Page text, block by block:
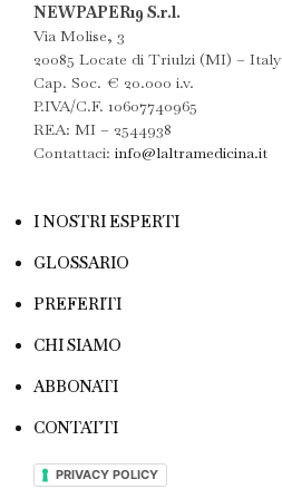
NEWPAPER19 S.r.l.
Via Molise, 3
20085 Locate di Triulzi (MI) – Italy
Cap. Soc. € 20.000 i.v.
P.IVA/C.F. 10607740965
REA: MI – 2544938
Contattaci: info@laltramedicina.it
I NOSTRI ESPERTI
GLOSSARIO
PREFERITI
CHI SIAMO
ABBONATI
CONTATTI
PRIVACY POLICY